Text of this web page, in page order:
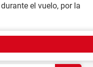
durante el vuelo, por la